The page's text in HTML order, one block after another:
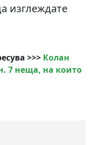
изглеждате
>>> Колан
7 неща, на които